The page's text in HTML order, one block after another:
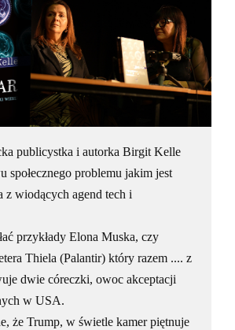
publicystka i autorka Birgit Kelle
społecznego problemu jakim jest
z wiodących agend tech i
przykłady Elona Muska, czy
Thiela (Palantir) który razem .... z
dwie córeczki, owoc akceptacji
w USA.
że Trump, w świetle kamer piętnuje